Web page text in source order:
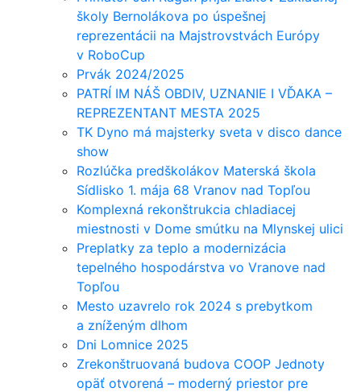
školy Bernolákova po úspešnej
reprezentácii na Majstrovstvách Európy
v RoboCup
Prvák 2024/2025
PATRÍ IM NÁŠ OBDIV, UZNANIE I VĎAKA –
REPREZENTANT MESTA 2025
TK Dyno má majsterky sveta v disco dance
show
Rozlúčka predškolákov Materská škola
Sídlisko 1. mája 68 Vranov nad Topľou
Komplexná rekonštrukcia chladiacej
miestnosti v Dome smútku na Mlynskej ulici
Preplatky za teplo a modernizácia
tepelného hospodárstva vo Vranove nad
Topľou
Mesto uzavrelo rok 2024 s prebytkom
a zníženým dlhom
Dni Lomnice 2025
Zrekonštruovaná budova COOP Jednoty
opäť otvorená – moderný priestor pre